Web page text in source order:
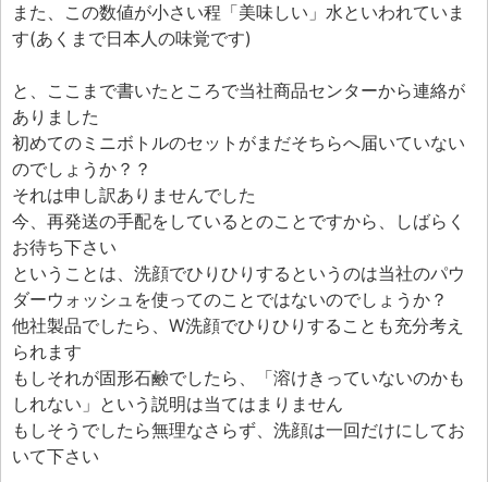
また、この数値が小さい程「美味しい」水といわれていま
す(あくまで日本人の味覚です)
と、ここまで書いたところで当社商品センターから連絡が
ありました
初めてのミニボトルのセットがまだそちらへ届いていない
のでしょうか？？
それは申し訳ありませんでした
今、再発送の手配をしているとのことですから、しばらく
お待ち下さい
ということは、洗顔でひりひりするというのは当社のパウ
ダーウォッシュを使ってのことではないのでしょうか？
他社製品でしたら、W洗顔でひりひりすることも充分考え
られます
もしそれが固形石鹸でしたら、「溶けきっていないのかも
しれない」という説明は当てはまりません
もしそうでしたら無理なさらず、洗顔は一回だけにしてお
いて下さい